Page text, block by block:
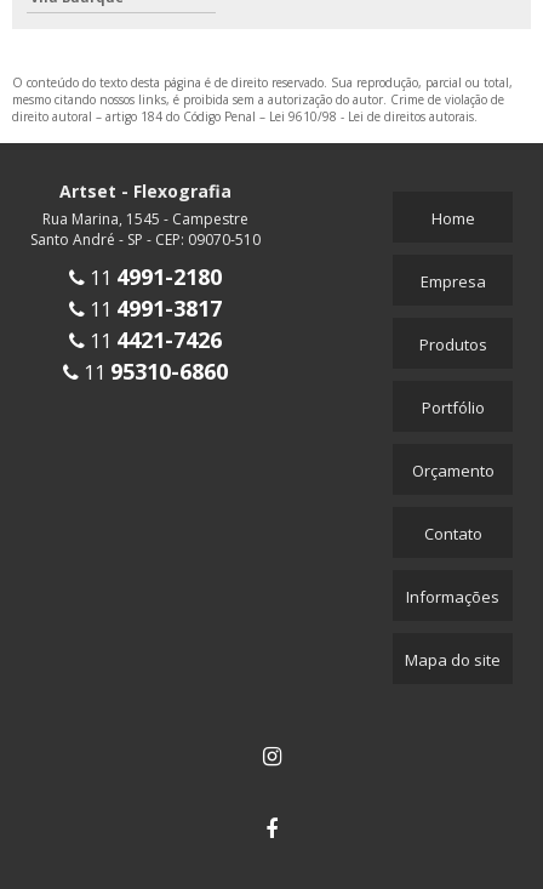
O conteúdo do texto desta página é de direito reservado. Sua reprodução, parcial ou total,
mesmo citando nossos links, é proibida sem a autorização do autor. Crime de violação de
direito autoral – artigo 184 do Código Penal – Lei 9610/98 - Lei de direitos autorais.
Artset - Flexografia
Rua Marina, 1545 - Campestre
Santo André - SP - CEP: 09070-510
11 4991-2180
11 4991-3817
11 4421-7426
11 95310-6860
Home
Empresa
Produtos
Portfólio
Orçamento
Contato
Informações
Mapa do site